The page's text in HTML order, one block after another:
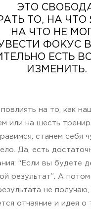
ЭТО
ТО, НА ЧТО
НА ЧТО НЕ
ФОКУС
ЕСТЬ
ИЗМЕНИТЬ.
на то, как
или на шесть
станем себя
Да, есть
“Если вы будете
результат”. А
не
отчаяние и идея